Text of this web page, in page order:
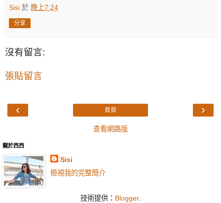
Sisi 於 晚上7:24
分享
沒有留言:
張貼留言
‹ ›
首頁
查看網路版
關於西西
Sisi
檢視我的完整簡介
技術提供： Blogger.